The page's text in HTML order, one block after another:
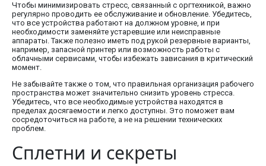
Чтобы минимизировать стресс, связанный с оргтехникой, важно
регулярно проводить ее обслуживание и обновление. Убедитесь,
что все устройства работают на должном уровне, и при
необходимости заменяйте устаревшие или неисправные
аппараты. Также полезно иметь под рукой резервные варианты,
например, запасной принтер или возможность работы с
облачными сервисами, чтобы избежать зависания в критический
момент.
Не забывайте также о том, что правильная организация рабочего
пространства может значительно снизить уровень стресса.
Убедитесь, что все необходимые устройства находятся в
пределах досягаемости и легко доступны. Это поможет вам
сосредоточиться на работе, а не на решении технических
проблем.
Сплетни и секреты